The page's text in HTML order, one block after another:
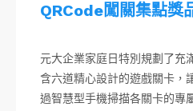
QRCode闖關集點獎
元大企業家庭日特別規劃了充
含六道精心設計的遊戲關卡，
過智慧型手機掃描各關卡的專